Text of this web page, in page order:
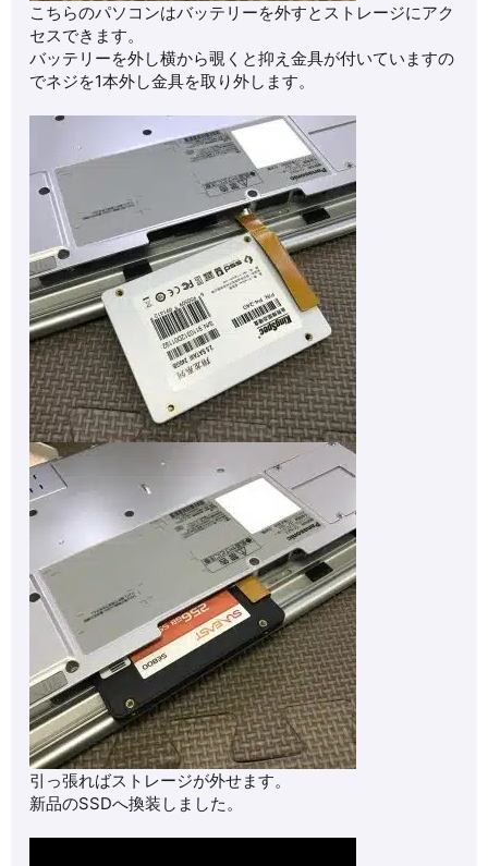
こちらのパソコンはバッテリーを外すとストレージにアク
セスできます。
バッテリーを外し横から覗くと抑え金具が付いていますの
でネジを1本外し金具を取り外します。
引っ張ればストレージが外せます。
新品のSSDへ換装しました。